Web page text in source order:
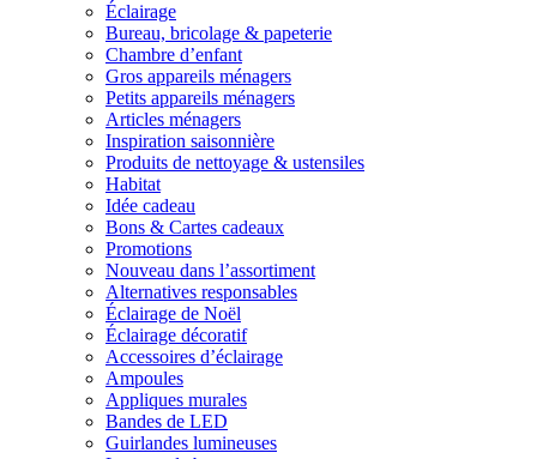
Éclairage
Bureau, bricolage & papeterie
Chambre d’enfant
Gros appareils ménagers
Petits appareils ménagers
Articles ménagers
Inspiration saisonnière
Produits de nettoyage & ustensiles
Habitat
Idée cadeau
Bons & Cartes cadeaux
Promotions
Nouveau dans l’assortiment
Alternatives responsables
Éclairage de Noël
Éclairage décoratif
Accessoires d’éclairage
Ampoules
Appliques murales
Bandes de LED
Guirlandes lumineuses